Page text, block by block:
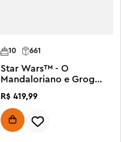
10 661
Star Wars™ - O
Mandaloriano e Grogu:
R$ 419,99